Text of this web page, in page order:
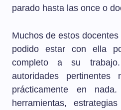
parado hasta las once o
Muchos de estos
podido estar con ella
completo a su
autoridades
prácticamente en
herramientas,